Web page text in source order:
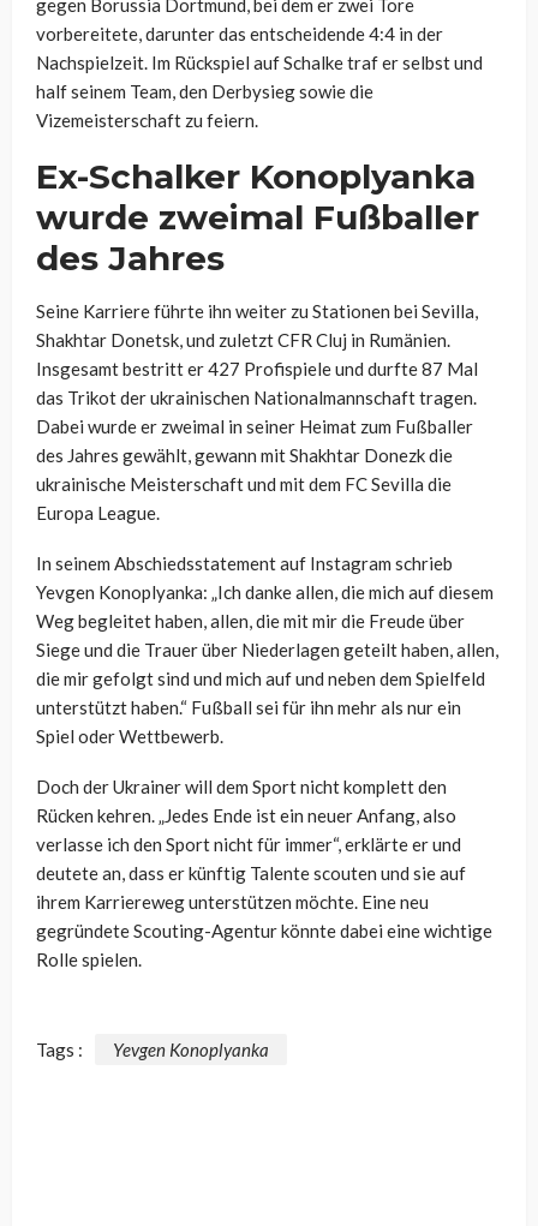
gegen Borussia Dortmund, bei dem er zwei Tore
vorbereitete, darunter das entscheidende 4:4 in der
Nachspielzeit. Im Rückspiel auf Schalke traf er selbst und
half seinem Team, den Derbysieg sowie die
Vizemeisterschaft zu feiern.
Ex-Schalker Konoplyanka
wurde zweimal Fußballer
des Jahres
Seine Karriere führte ihn weiter zu Stationen bei Sevilla,
Shakhtar Donetsk, und zuletzt CFR Cluj in Rumänien.
Insgesamt bestritt er 427 Profispiele und durfte 87 Mal
das Trikot der ukrainischen Nationalmannschaft tragen.
Dabei wurde er zweimal in seiner Heimat zum Fußballer
des Jahres gewählt, gewann mit Shakhtar Donezk die
ukrainische Meisterschaft und mit dem FC Sevilla die
Europa League.
In seinem Abschiedsstatement auf Instagram schrieb
Yevgen Konoplyanka: „Ich danke allen, die mich auf diesem
Weg begleitet haben, allen, die mit mir die Freude über
Siege und die Trauer über Niederlagen geteilt haben, allen,
die mir gefolgt sind und mich auf und neben dem Spielfeld
unterstützt haben.“ Fußball sei für ihn mehr als nur ein
Spiel oder Wettbewerb.
Doch der Ukrainer will dem Sport nicht komplett den
Rücken kehren. „Jedes Ende ist ein neuer Anfang, also
verlasse ich den Sport nicht für immer“, erklärte er und
deutete an, dass er künftig Talente scouten und sie auf
ihrem Karriereweg unterstützen möchte. Eine neu
gegründete Scouting-Agentur könnte dabei eine wichtige
Rolle spielen.
Tags : Yevgen Konoplyanka